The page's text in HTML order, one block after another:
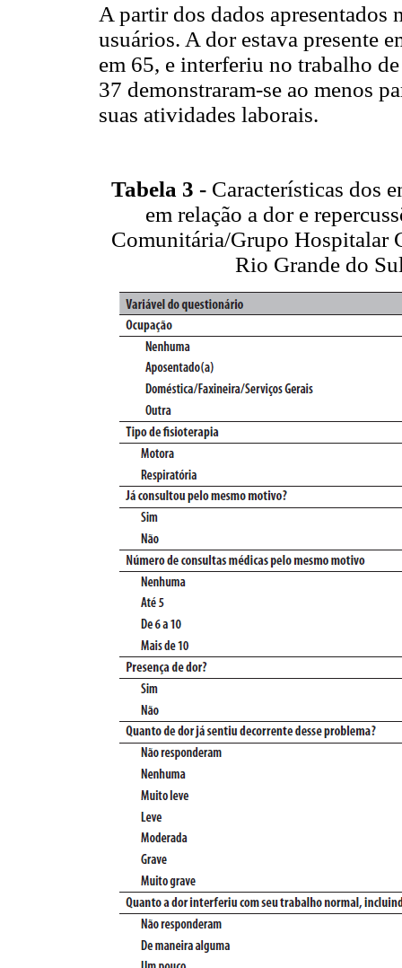
A partir dos dados apresentados
usuários. A dor estava presente
em 65, e interferiu no trabalho
37 demonstraram-se ao menos
suas atividades laborais.
Tabela 3 - Características dos
em relação a dor e
Comunitária/Grupo Hospitalar
Rio Grande do